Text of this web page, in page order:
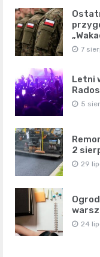
7
Letni
5
2
29
24